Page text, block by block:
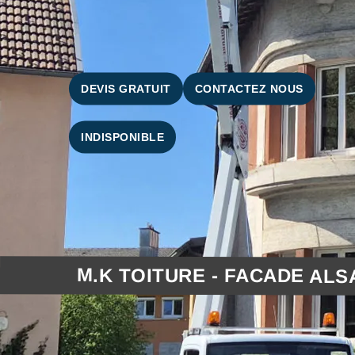
DEVIS GRATUIT CONTACTEZ NOUS
INDISPONIBLE
M.K TOITURE - FACADE